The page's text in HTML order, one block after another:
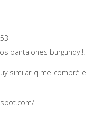
pantalones burgundy!!!
similar q me compré el